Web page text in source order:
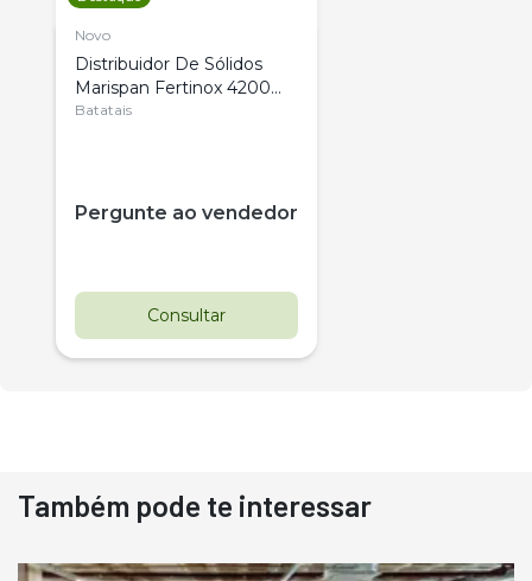
Novo
Distribuidor De Sólidos
Marispan Fertinox 4200
Citrus
Batatais
Pergunte ao vendedor
Consultar
Destaque
Usado
Também pode te interessar